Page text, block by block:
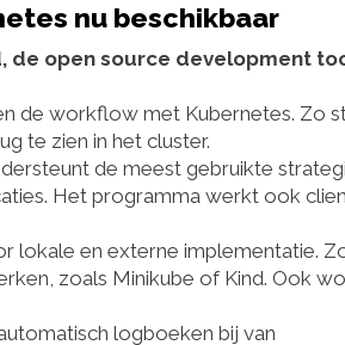
nu beschikbaar
de open source development
de workflow met Kubernetes. Zo
te zien in het cluster.
de meest gebruikte
Het programma werkt ook
lokale en externe implementatie.
zoals Minikube of Kind. Ook
logboeken bij van